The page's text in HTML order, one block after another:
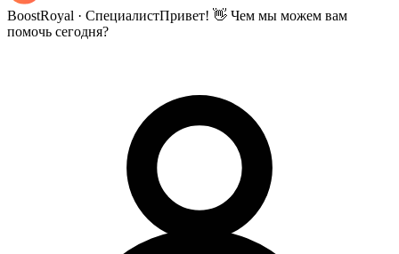
BoostRoyal · СпециалистПривет! 👋 Чем мы можем вам
помочь сегодня?